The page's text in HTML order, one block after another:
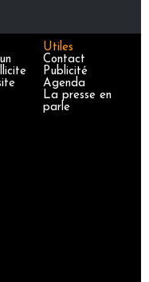
Utiles
Contact
Publicité
Agenda
La presse en
parle